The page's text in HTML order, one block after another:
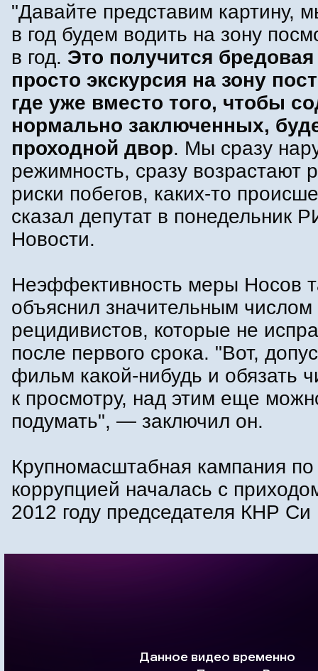
"Давайте представим картину,
в год будем водить на зону
в год. Это получится
просто экскурсия на зону
где уже вместо того, чтобы
нормально заключенных,
проходной двор. Мы сразу
режимность, сразу возрастают
риски побегов, каких-то
сказал депутат в понедельник
Новости.
Неэффективность меры Носов
объяснил значительным числом
рецидивистов, которые не
после первого срока. "Вот,
фильм какой-нибудь и обязать
к просмотру, над этим еще
подумать", — заключил он.
Крупномасштабная кампания
коррупцией началась с
2012 году председателя КНР